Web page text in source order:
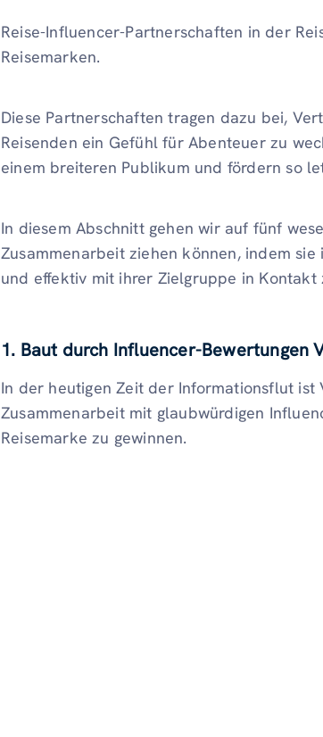
Reise-Influencer-Partnerschaften in der
Reisemarken.
Diese Partnerschaften tragen dazu bei,
Reisenden ein Gefühl für Abenteuer zu
einem breiteren Publikum und fördern so
In diesem Abschnitt gehen wir auf fünf
Zusammenarbeit ziehen können, indem
und effektiv mit ihrer Zielgruppe in Kontakt
1. Baut durch Influencer-Bewertungen
In der heutigen Zeit der Informationsflut
Zusammenarbeit mit glaubwürdigen
Reisemarke zu gewinnen.